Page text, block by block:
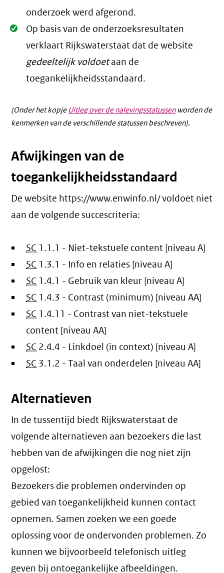
onderzoek werd afgerond.
Oké.
Op basis van de onderzoeksresultaten
verklaart Rijkswaterstaat dat de website
gedeeltelijk voldoetaan de
toegankelijkheidsstandaard.
(Onder het kopje Uitleg over de nalevingsstatussenworden de
kenmerken van de verschillende statussen beschreven).
Afwijkingen van de
toegankelijkheidsstandaard
De website https://www.enwinfo.nl/ voldoet niet
aan de volgende succescriteria:
SC 1.1.1 - Niet-tekstuele content [niveau A]
SC 1.3.1 - Info en relaties [niveau A]
SC 1.4.1 - Gebruik van kleur [niveau A]
SC 1.4.3 - Contrast (minimum) [niveau AA]
SC 1.4.11 - Contrast van niet-tekstuele
content [niveau AA]
SC 2.4.4 - Linkdoel (in context) [niveau A]
SC 3.1.2 - Taal van onderdelen [niveau AA]
Alternatieven
In de tussentijd biedt Rijkswaterstaat de
volgende alternatieven aan bezoekers die last
hebben van de afwijkingen die nog niet zijn
opgelost:
Bezoekers die problemen ondervinden op
gebied van toegankelijkheid kunnen contact
opnemen. Samen zoeken we een goede
oplossing voor de ondervonden problemen. Zo
kunnen we bijvoorbeeld telefonisch uitleg
geven bij ontoegankelijke afbeeldingen.